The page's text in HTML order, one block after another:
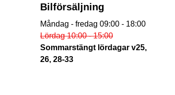
Bilförsäljning
Måndag - fredag 09:00 - 18:00
Lördag 10:00 - 15:00
Sommarstängt lördagar v25,
26, 28-33